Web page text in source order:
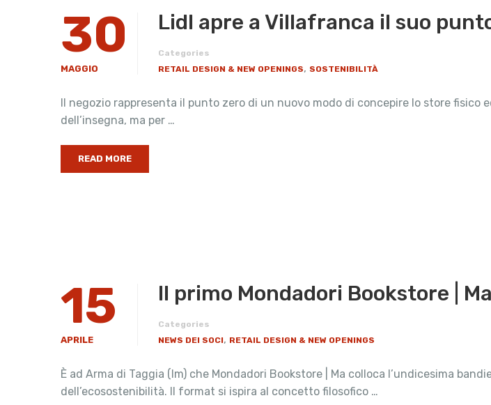
30
MAGGIO
Lidl apre a Villafranca il suo
Categories
RETAIL DESIGN & NEW OPENINGS, SOSTENIBILITÀ
Il negozio rappresenta il punto zero di un nuovo modo di concepire lo store
dell’insegna, ma per …
READ MORE
15
APRILE
Il primo Mondadori Bookstore |
Categories
NEWS DEI SOCI, RETAIL DESIGN & NEW OPENINGS
È ad Arma di Taggia (Im) che Mondadori Bookstore | Ma colloca l’undicesima
dell’ecosostenibilità. Il format si ispira al concetto filosofico …